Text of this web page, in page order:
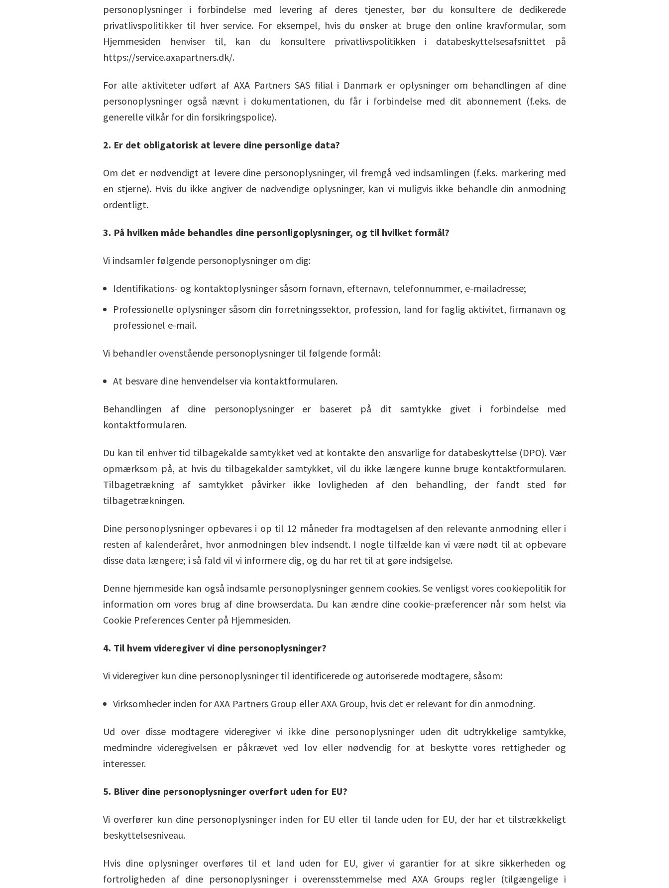
personoplysninger i forbindelse med levering af deres tjenester, bør du konsultere de dedikerede
privatlivspolitikker til hver service. For eksempel, hvis du ønsker at bruge den online kravformular, som
Hjemmesiden henviser til, kan du konsultere privatlivspolitikken i databeskyttelsesafsnittet på
https://service.axapartners.dk/.
For alle aktiviteter udført af AXA Partners SAS filial i Danmark er oplysninger om behandlingen af dine
personoplysninger også nævnt i dokumentationen, du får i forbindelse med dit abonnement (f.eks. de
generelle vilkår for din forsikringspolice).
2. Er det obligatorisk at levere dine personlige data?
Om det er nødvendigt at levere dine personoplysninger, vil fremgå ved indsamlingen (f.eks. markering med
en stjerne). Hvis du ikke angiver de nødvendige oplysninger, kan vi muligvis ikke behandle din anmodning
ordentligt.
3. På hvilken måde behandles dine personligoplysninger, og til hvilket formål?
Vi indsamler følgende personoplysninger om dig:
Identifikations- og kontaktoplysninger såsom fornavn, efternavn, telefonnummer, e-mailadresse;
Professionelle oplysninger såsom din forretningssektor, profession, land for faglig aktivitet, firmanavn og
professionel e-mail.
Vi behandler ovenstående personoplysninger til følgende formål:
At besvare dine henvendelser via kontaktformularen.
Behandlingen af dine personoplysninger er baseret på dit samtykke givet i forbindelse med
kontaktformularen.
Du kan til enhver tid tilbagekalde samtykket ved at kontakte den ansvarlige for databeskyttelse (DPO). Vær
opmærksom på, at hvis du tilbagekalder samtykket, vil du ikke længere kunne bruge kontaktformularen.
Tilbagetrækning af samtykket påvirker ikke lovligheden af den behandling, der fandt sted før
tilbagetrækningen.
Dine personoplysninger opbevares i op til 12 måneder fra modtagelsen af den relevante anmodning eller i
resten af kalenderåret, hvor anmodningen blev indsendt. I nogle tilfælde kan vi være nødt til at opbevare
disse data længere; i så fald vil vi informere dig, og du har ret til at gøre indsigelse.
Denne hjemmeside kan også indsamle personoplysninger gennem cookies. Se venligst vores cookiepolitik for
information om vores brug af dine browserdata. Du kan ændre dine cookie-præferencer når som helst via
Cookie Preferences Center på Hjemmesiden.
4. Til hvem videregiver vi dine personoplysninger?
Vi videregiver kun dine personoplysninger til identificerede og autoriserede modtagere, såsom:
Virksomheder inden for AXA Partners Group eller AXA Group, hvis det er relevant for din anmodning.
Ud over disse modtagere videregiver vi ikke dine personoplysninger uden dit udtrykkelige samtykke,
medmindre videregivelsen er påkrævet ved lov eller nødvendig for at beskytte vores rettigheder og
interesser.
5. Bliver dine personoplysninger overført uden for EU?
Vi overfører kun dine personoplysninger inden for EU eller til lande uden for EU, der har et tilstrækkeligt
beskyttelsesniveau.
Hvis dine oplysninger overføres til et land uden for EU, giver vi garantier for at sikre sikkerheden og
fortroligheden af dine personoplysninger i overensstemmelse med AXA Groups regler (tilgængelige i